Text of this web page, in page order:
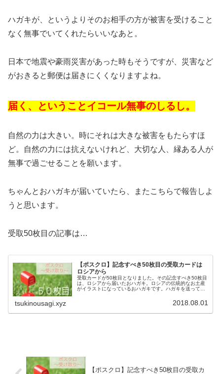
ハガキが、というよりそのお相手の方が被害を受けること
なく無事でいてくれたらいいなあと。
日本で地震や豪雨災害があった時もそうですが、災害など
がおきると郵便は届きにくくなりますよね。
届く、ということイコール無事のしるし。
自然の力は大きい。時にそれは大きな被害をもたらすほ
ど。自然の力には抗えないけれど、大切な人、縁ある人が
無事で過ごせることを願います。
ちゃんとおハガキが届いていたら、またこちらで報告しよ
うと思います。
受取50枚目の記事は…
【ポスクロ】記念すべき50枚目の受取カードは
ロシアから
受取カードが50枚目となりました。その記念すべき50枚目
は、ロシアから届いたおハガキ。ロシアの伝統的なお土産
がイラストになっているおハガキです。ハガキを送ってく
tsukinousagi.xyz 2018.08.01
【ポスクロ】記念すべき50枚目の受取カ